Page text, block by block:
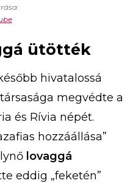
ütötték
hivatalossá
megvédte a
és Rívia népét.
hozzáállása”
lovaggá
eddig „feketén”